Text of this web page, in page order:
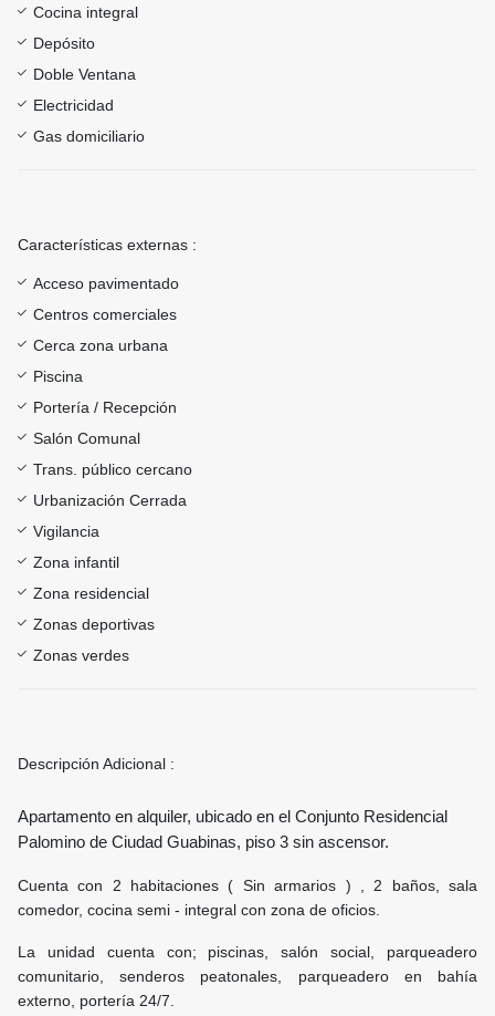
Cocina integral
Depósito
Doble Ventana
Electricidad
Gas domiciliario
Características externas :
Acceso pavimentado
Centros comerciales
Cerca zona urbana
Piscina
Portería / Recepción
Salón Comunal
Trans. público cercano
Urbanización Cerrada
Vigilancia
Zona infantil
Zona residencial
Zonas deportivas
Zonas verdes
Descripción Adicional :
Apartamento en alquiler, ubicado en el Conjunto Residencial
Palomino de Ciudad Guabinas, piso 3 sin ascensor.
Cuenta con 2 habitaciones ( Sin armarios ) , 2 baños, sala
comedor, cocina semi - integral con zona de oficios.
La unidad cuenta con; piscinas, salón social, parqueadero
comunitario, senderos peatonales, parqueadero en bahía
externo, portería 24/7.